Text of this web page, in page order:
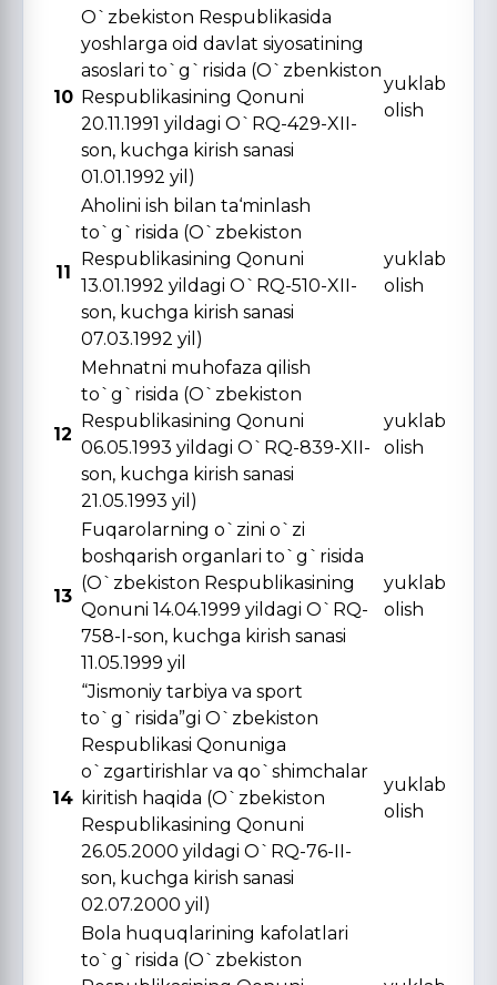
10
O`zbekiston Respublikasida
yoshlarga oid davlat siyosatining
asoslari to`g`risida (O`zbenkiston
Respublikasining Qonuni
20.11.1991 yildagi O`RQ-429-XII-
son, kuchga kirish sanasi
01.01.1992 yil)
yuklab
olish
11
Aholini ish bilan ta‘minlash
to`g`risida (O`zbekiston
Respublikasining Qonuni
13.01.1992 yildagi O`RQ-510-XII-
son, kuchga kirish sanasi
07.03.1992 yil)
yuklab
olish
12
Mehnatni muhofaza qilish
to`g`risida (O`zbekiston
Respublikasining Qonuni
06.05.1993 yildagi O`RQ-839-XII-
son, kuchga kirish sanasi
21.05.1993 yil)
yuklab
olish
13
Fuqarolarning o`zini o`zi
boshqarish organlari to`g`risida
(O`zbekiston Respublikasining
Qonuni 14.04.1999 yildagi O`RQ-
758-I-son, kuchga kirish sanasi
11.05.1999 yil
yuklab
olish
14
“Jismoniy tarbiya va sport
to`g`risida”gi O`zbekiston
Respublikasi Qonuniga
o`zgartirishlar va qo`shimchalar
kiritish haqida (O`zbekiston
Respublikasining Qonuni
26.05.2000 yildagi O`RQ-76-II-
son, kuchga kirish sanasi
02.07.2000 yil)
yuklab
olish
Bola huquqlarining kafolatlari
to`g`risida (O`zbekiston